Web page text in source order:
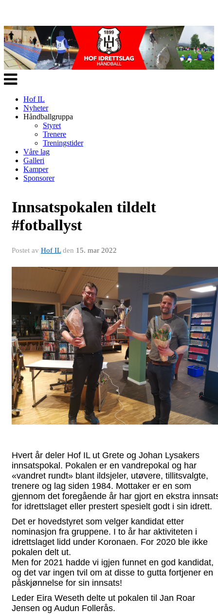
Veksle
navigasjon
Hof IL
Nyheter
Håndballgruppa
Styret
Trenere
Treningstider
Våre lag
Galleri
Kamper
Sponsorer
Innsatspokalen tildelt
#fotballyst
Postet av Hof ILden 15. mar 2022
Hvert år deler Hof IL ut Grete og Johan Lysakers
innsatspokal. Pokalen er en vandrepokal og har
«vandret rundt» blant ildsjeler, utøvere, tillitsvalgte,
trenere og lag siden 1984. Mottaker er en som
gjennom det foregående år har gjort en ekstra
for idrettslaget eller prestert spesielt godt i sin idrett.
Det er hovedstyret som velger kandidat etter
nominasjon fra gruppene. I to år har aktiviteten i
idrettslaget lidd under Koronaen. For 2020 ble ikke
pokalen delt ut.
Men for 2021 hadde vi igjen funnet en god kandidat,
og det var ingen tvil om at disse to gutta fortjener en
påskjønnelse for sin innsats!
Leder Eira Weseth delte ut pokalen til Jan Roar
Jensen og Audun Follerås.